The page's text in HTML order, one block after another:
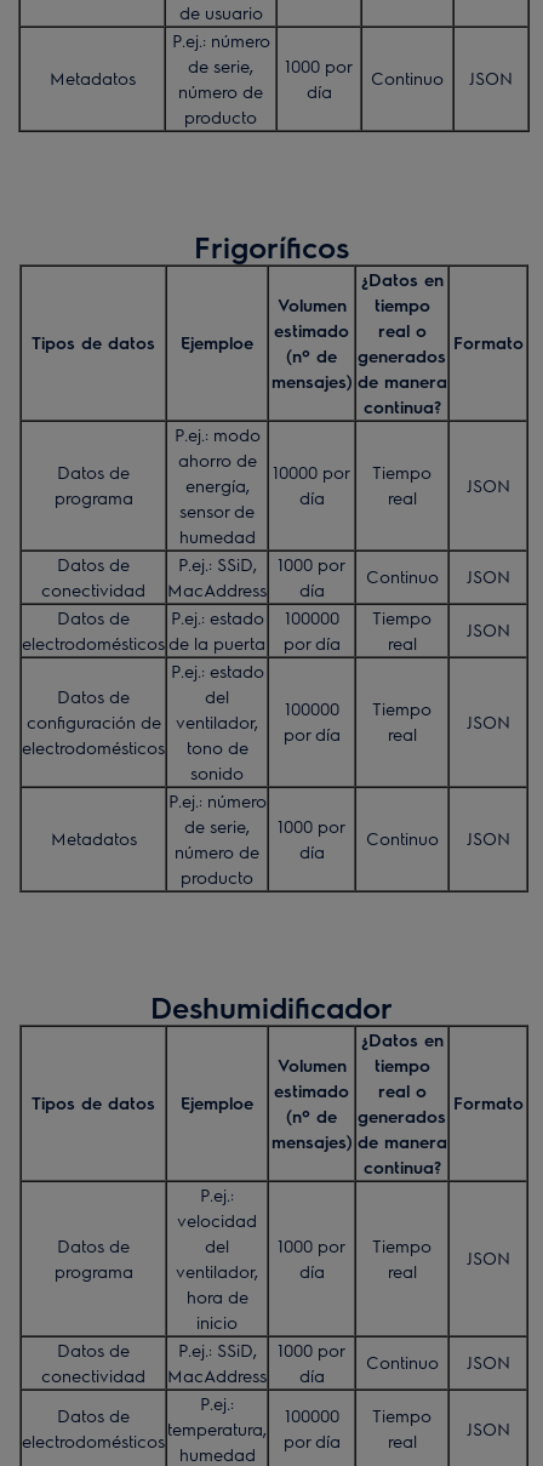
de usuario
Metadatos
P.ej.: número
de serie,
número de
producto
1000 por
día
Continuo JSON
Frigoríficos
Tipos de datos Ejemploe
Volumen
estimado
(nº de
mensajes)
¿Datos en
tiempo
real o
generados
de manera
continua?
Formato
Datos de
programa
P.ej.: modo
ahorro de
energía,
sensor de
humedad
10000 por
día
Tiempo
real
JSON
Datos de
conectividad
P.ej.: SSiD,
MacAddress
1000 por
día
Continuo
JSON
Datos de
electrodomésticos
P.ej.: estado
de la puerta
100000
por día
Tiempo
real
JSON
Datos de
configuración de
electrodomésticos
P.ej.: estado
del
ventilador,
tono de
sonido
100000
por día
Tiempo
real
JSON
Metadatos
P.ej.: número
de serie,
número de
producto
1000 por
día
Continuo JSON
Deshumidificador
Tipos de datos Ejemploe
Volumen
estimado
(nº de
mensajes)
¿Datos en
tiempo
real o
generados
de manera
continua?
Formato
Datos de
programa
P.ej.:
velocidad
del
ventilador,
hora de
inicio
1000 por
día
Tiempo
real
JSON
Datos de
conectividad
P.ej.: SSiD,
MacAddress
1000 por
día
Continuo JSON
Datos de
electrodomésticos
P.ej.:
temperatura,
humedad
100000
por día
Tiempo
real
JSON